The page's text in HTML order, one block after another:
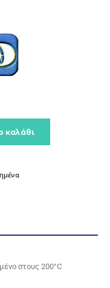
καλάθι
στους 200°C